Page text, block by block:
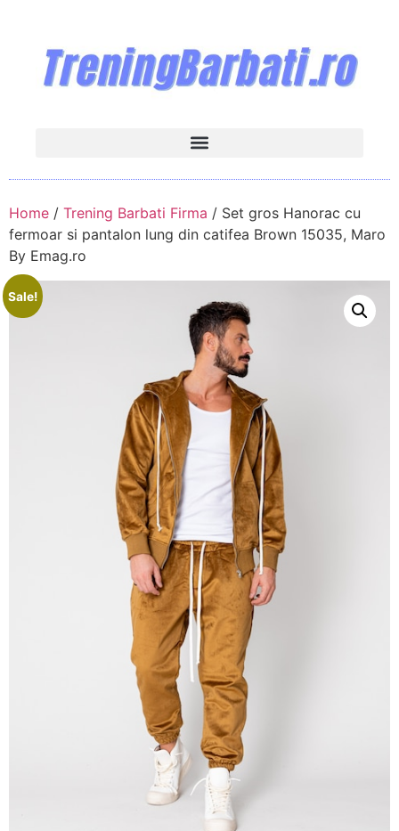
Home / Trening Barbati Firma / Set gros Hanorac cu
fermoar si pantalon lung din catifea Brown 15035, Maro
By Emag.ro
Sale!